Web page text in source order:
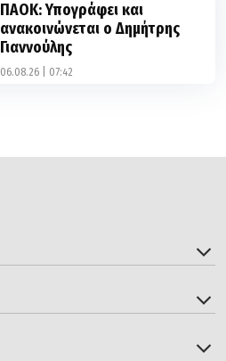
ΠΑΟΚ: Υπογράφει και
ανακοινώνεται ο Δημήτρης
Γιαννούλης
06.08.26 | 07:42